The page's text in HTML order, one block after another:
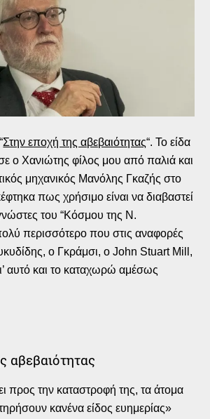
Στην εποχή της αβεβαιότητας“. Το είδα
ο Χανιώτης φίλος μου από παλιά και
μηχανικός Μανόλης Γκαζής στο
πως χρήσιμο είναι να διαβαστεί
του “Κόσμου της Ν.
περισσότερο που στις αναφορές
ο Γκράμσι, ο John Stuart Mill,
αυτό και το καταχωρώ αμέσως
αβεβαιότητας
προς την καταστροφή της, τα άτομα
κανένα είδος ευημερίας»